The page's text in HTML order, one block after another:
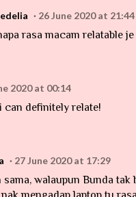
26 June 2020 at 21:44
rasa macam relatable
2020 at 00:14
can definitely relate!
27 June 2020 at 17:29
sama, walaupun Bunda tak